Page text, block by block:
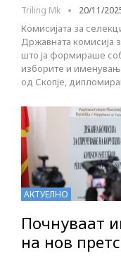
Triling Mk 20/11/
Комисијата за
Државната комисија
што ја формираше
изборите и
од Скопје,
АКТУЕЛНО
Почнуваат
на нов